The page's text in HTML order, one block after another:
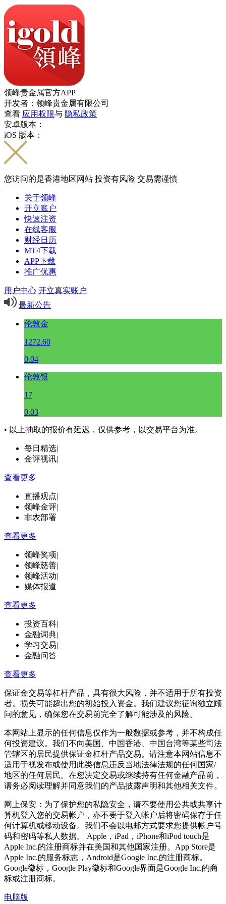
领峰贵金属官方APP
开发者：领峰贵金属有限公司
查看 应用权限与 隐私政策
安卓版本：
iOS 版本：
您访问的是香港地区网站 投资有风险 交易需谨慎
关于领峰
开立账户
快速注资
在线客服
财经日历
MT4下载
APP下载
推广优惠
用户中心 开立真实账户
最新公告
伦敦金
1272.60
0.04
伦敦银
17
0.03
• 以上抽取的报价有延迟，仅供参考，以交易平台为准。
每日精选|
金评视讯|
查看更多
直播观点|
领峰金评|
非农部署
查看更多
领峰奖项|
领峰慈善|
领峰活动|
媒体报道
查看更多
投资百科|
金融词典|
学习交易|
金融问答
查看更多
保证金交易等杠杆产品，具有很大风险，并不适用于所有投资
者。损失可能超出您的初始投入资金。我们建议您征询独立顾
问的意见，确保您在交易前完全了解可能涉及的风险。
本网站上显示的任何信息仅作为一般数据或参考，并不构成任
何投资建议。我们不向美国、中国香港、中国台湾等某些司法
管辖区的居民提供保证金杠杆产品交易。请注意本网站信息不
适用于视发布或使用此类信息违反当地法律法规的任何国家/
地区的任何居民。在您决定交易或继续持有任何金融产品前，
请务必阅读理解并同意我们的产品披露声明和其他相关文件。
网上保安：为了保护您的私隐安全，请不要使用公共或共享计
算机登入您的交易帐户，亦不要于登入帐户后将密码保存于任
何计算机或移动设备。我们不会以电邮方式要求您提供帐户号
码和密码等私人数据。 Apple，iPad，iPhone和iPod touch是
Apple Inc.的注册商标并在美国和其他国家注册。App Store是
Apple Inc.的服务标志，Android是Google Inc.的注册商标。
Google徽标，Google Play徽标和Google界面是Google Inc.的商
标或注册商标。
电脑版